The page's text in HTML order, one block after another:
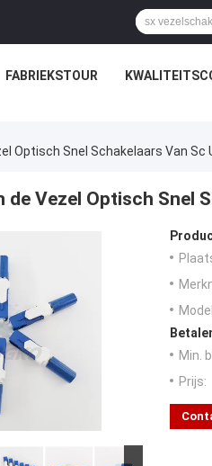
FABRIEKSTOUR
Optisch Snel Schakelaars Van Sc
Vezel Optisch Snel
Min.
Prijs: